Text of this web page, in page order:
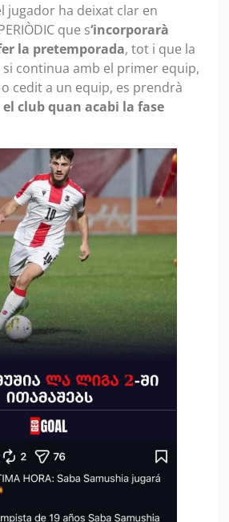
jugador ha deixat clar en
que s‘incorporarà
la pretemporada, tot i que la
continua amb el primer equip,
cedit a un equip, es prendrà
club quan acabi la fase